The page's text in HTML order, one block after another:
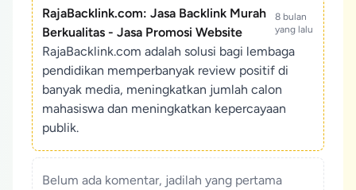
RajaBacklink.com: Jasa Backlink Murah
Berkualitas - Jasa Promosi Website
8 bulan
yang lalu
RajaBacklink.com adalah solusi bagi lembaga
pendidikan memperbanyak review positif di
banyak media, meningkatkan jumlah calon
mahasiswa dan meningkatkan kepercayaan
publik.
Belum ada komentar, jadilah yang pertama